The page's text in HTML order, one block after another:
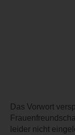
Das Vorwort
leider nicht